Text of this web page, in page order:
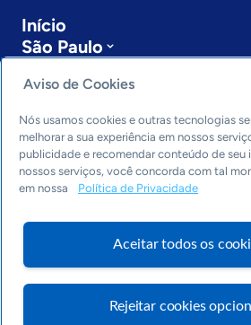
Início
São Paulo
Últimas notícias
Entre em contato
Editorias
Economia & Política
Inovação & Tecnologia
Dados
Aviso de Cookies
Nós usamos cookies e outras tecnologias
melhorar a sua experiência em nossos
publicidade e recomendar conteúdo de seu
nossos serviços, você concorda com tal
em nossa
Política de Privacidade
Aceitar todos os
Rejeitar cookies